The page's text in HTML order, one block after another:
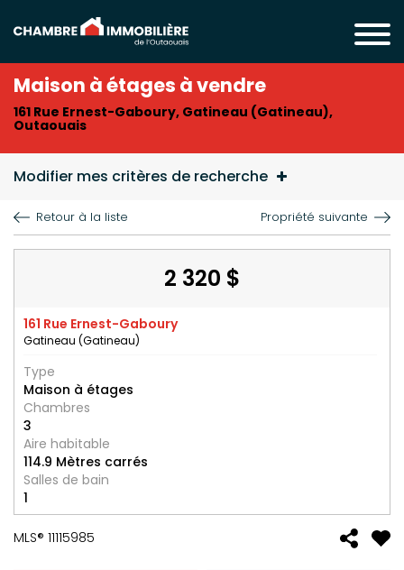
Maison à étages à vendre
161 Rue Ernest-Gaboury, Gatineau (Gatineau),
Outaouais
Modifier mes critères de recherche
Retour à la liste Propriété suivante
2 320 $
161 Rue Ernest-Gaboury
Gatineau (Gatineau)
Type
Maison à étages
Chambres
3
Aire habitable
114.9 Mètres carrés
Salles de bain
1
MLS® 11115985